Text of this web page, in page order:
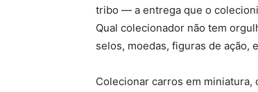
tribo — a entrega que o
Qual colecionador não tem
selos, moedas, figuras de ação,
Colecionar carros em